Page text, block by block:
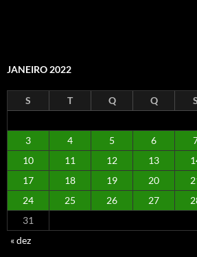
JANEIRO 2022
S T Q Q S
3
4 5 6
10
11 12 13
17
18 19 20
24
25 26 27
31
« dez